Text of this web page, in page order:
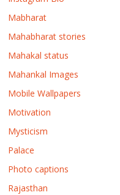
Mabharat
Mahabharat stories
Mahakal status
Mahankal Images
Mobile Wallpapers
Motivation
Mysticism
Palace
Photo captions
Rajasthan